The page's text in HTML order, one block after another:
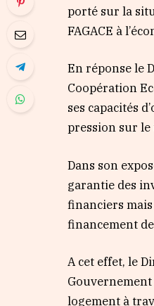
porté sur la
FAGACE à
En réponse le
Coopération
ses capacités
pression sur le
Dans son
garantie des
financiers
financement
A cet effet, le
logement à